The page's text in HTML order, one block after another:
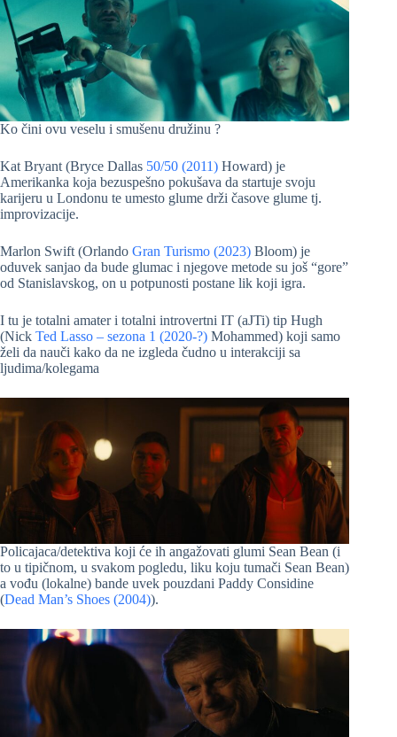
Ko čini ovu veselu i smušenu družinu ?
Kat Bryant (Bryce Dallas 50/50 (2011) Howard) je
Amerikanka koja bezuspešno pokušava da startuje svoju
karijeru u Londonu te umesto glume drži časove glume tj.
improvizacije.
Marlon Swift (Orlando Gran Turismo (2023) Bloom) je
oduvek sanjao da bude glumac i njegove metode su još “gore”
od Stanislavskog, on u potpunosti postane lik koji igra.
I tu je totalni amater i totalni introvertni IT (aJTi) tip Hugh
(Nick Ted Lasso – sezona 1 (2020-?) Mohammed) koji samo
želi da nauči kako da ne izgleda čudno u interakciji sa
ljudima/kolegama
Policajaca/detektiva koji će ih angažovati glumi Sean Bean (i
to u tipičnom, u svakom pogledu, liku koju tumači Sean Bean)
a vođu (lokalne) bande uvek pouzdani Paddy Considine
(Dead Man’s Shoes (2004)).